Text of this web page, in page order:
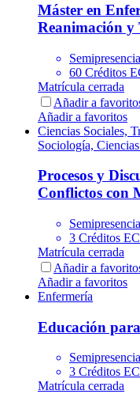
Máster en
Reanimación
60 Créditos
Matrícula cerrada
Añadir a
Añadir a favoritos
Ciencias Sociales,
Sociología,
Procesos y
Conflictos con
3 Créditos
Matrícula cerrada
Añadir a
Añadir a favoritos
Enfermería
Educación
3 Créditos
Matrícula cerrada